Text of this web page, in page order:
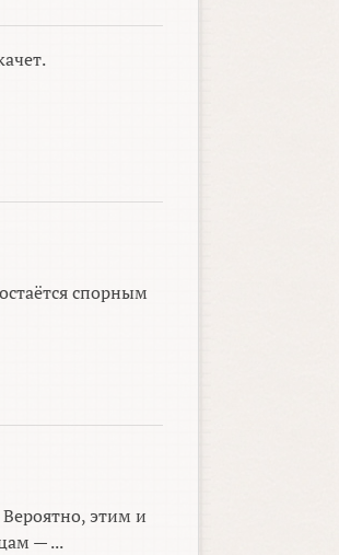
спорным
Вероятно, этим и
— ...